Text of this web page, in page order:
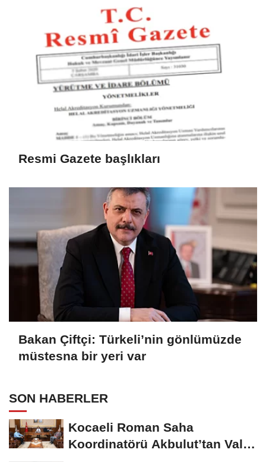
Resmi Gazete başlıkları
Bakan Çiftçi: Türkeli’nin gönlümüzde
müstesna bir yeri var
SON HABERLER
Kocaeli Roman Saha
Koordinatörü Akbulut’tan Vali